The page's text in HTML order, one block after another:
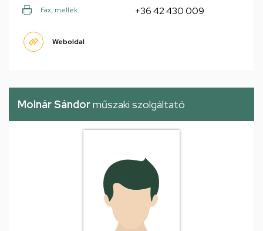
Fax, mellék +36 42 430 009
Weboldal
Molnár Sándorműszaki szolgáltató